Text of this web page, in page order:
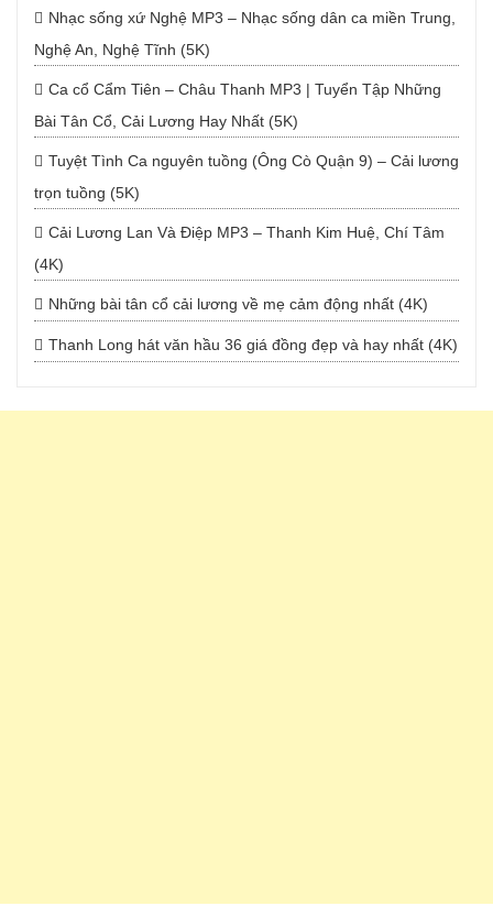
Nhạc sống xứ Nghệ MP3 – Nhạc sống dân ca miền Trung,
Nghệ An, Nghệ Tĩnh (5K)
Ca cổ Cẩm Tiên – Châu Thanh MP3 | Tuyển Tập Những
Bài Tân Cổ, Cải Lương Hay Nhất (5K)
Tuyệt Tình Ca nguyên tuồng (Ông Cò Quận 9) – Cải lương
trọn tuồng (5K)
Cải Lương Lan Và Điệp MP3 – Thanh Kim Huệ, Chí Tâm
(4K)
Những bài tân cổ cải lương về mẹ cảm động nhất (4K)
Thanh Long hát văn hầu 36 giá đồng đẹp và hay nhất (4K)